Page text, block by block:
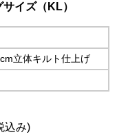
イズ（KL）
立体キルト仕上げ
込み)